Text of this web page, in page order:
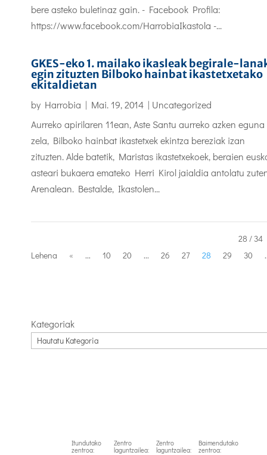
bere asteko buletinaz gain. - Facebook Profila:
https://www.facebook.com/HarrobiaIkastola -...
GKES-eko 1. mailako ikasleak begirale-
egin zituzten Bilboko hainbat ikastetxetako
ekitaldietan
by Harrobia | Mai. 19, 2014 | Uncategorized
Aurreko apirilaren 11ean, Aste Santu aurreko azken eguna
zela, Bilboko hainbat ikastetxek ekintza bereziak izan
zituzten. Alde batetik, Maristas ikastetxekoek, beraien
asteari bukaera emateko Herri Kirol jaialdia antolatu
Arenalean. Bestalde, Ikastolen...
28 / 34
Lehena
« ... 10 20 ... 26 27 28 29 30
Kategoriak
Itundutako
zentroa:
Zentro
laguntzailea:
Zentro
laguntzailea:
Baimendutako
zentroa: